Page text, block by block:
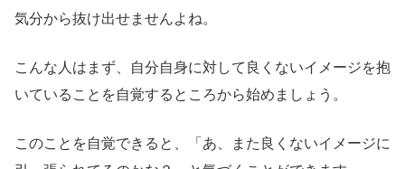
気分から抜け出せませんよね。
こんな人はまず、自分自身に対して良くないイメージを抱
いていることを自覚するところから始めましょう。
このことを自覚できると、「あ、また良くないイメージに